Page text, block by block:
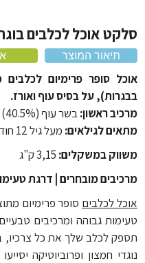
מלונה לכלב
מחסום פה לכלב
כלוב לכלב ותיקי נשיאה
אביזרים נוספים
מברשת שיניים לכלב
מוצרי הדברה
אוכל לכלבים בוגרים,
תיאור המוצר
על בסיס עוף ואורז.
ראשון:בשר עוף (40.5%)
לגילאים:מעל גיל 12 חודשים
במשקלים:3,15 ק"ג
מובחרים | דרגת טעימות
לכלבים
גבוהה ומרכיבים טבעיים
חמצון ופרוביוטיקה יסייעו